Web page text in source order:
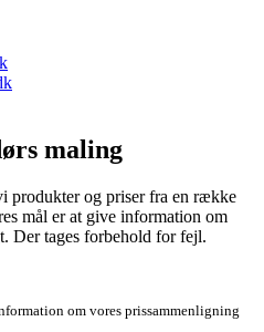
maling
produkter og priser fra en række
mål er at give information om
Der tages forbehold for fejl.
om vores prissammenligning